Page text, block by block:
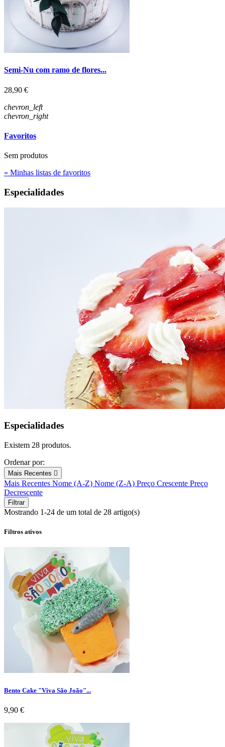
Semi-Nu com ramo de flores...
Preço
28,90 €
chevron_left
chevron_right
Favoritos
Sem produtos
» Minhas listas de favoritos
Especialidades
Especialidades
Existem 28 produtos.
Ordenar por:
Mais Recentes 
Mais Recentes Nome (A-Z) Nome (Z-A) Preço Crescente Preço
Decrescente
Filtrar
Mostrando 1-24 de um total de 28 artigo(s)
Filtros ativos
Bento Cake "Viva São João"...
Preço
9,90 €